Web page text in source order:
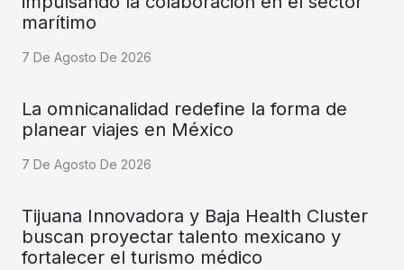
marítimo
7 De Agosto De 2026
La omnicanalidad redefine la forma de
planear viajes en México
7 De Agosto De 2026
Tijuana Innovadora y Baja Health Cluster
buscan proyectar talento mexicano y
fortalecer el turismo médico